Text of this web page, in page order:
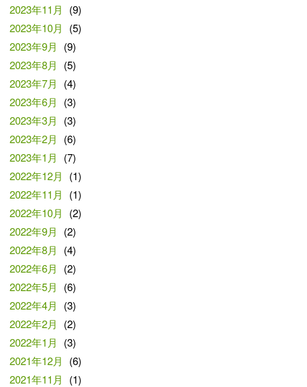
2023年11月
(9)
2023年10月
(5)
2023年9月
(9)
2023年8月
(5)
2023年7月
(4)
2023年6月
(3)
2023年3月
(3)
2023年2月
(6)
2023年1月
(7)
2022年12月
(1)
2022年11月
(1)
2022年10月
(2)
2022年9月
(2)
2022年8月
(4)
2022年6月
(2)
2022年5月
(6)
2022年4月
(3)
2022年2月
(2)
2022年1月
(3)
2021年12月
(6)
2021年11月
(1)